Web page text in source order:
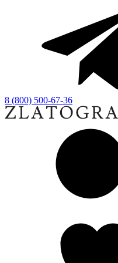
8 (800) 500-67-36